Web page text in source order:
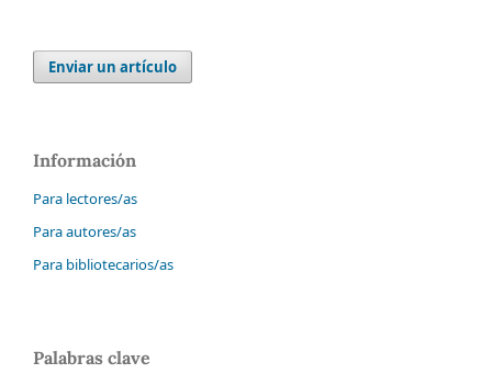
Enviar un artículo
Información
Para lectores/as
Para autores/as
Para bibliotecarios/as
Palabras clave